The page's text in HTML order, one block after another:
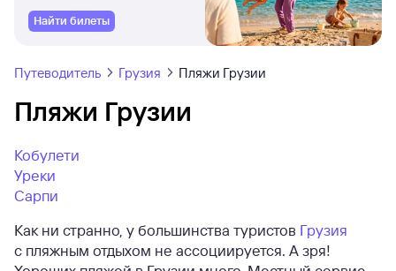
Найти билеты
Путеводитель Грузия Пляжи Грузии
Пляжи Грузии
Кобулети
Уреки
Сарпи
Как ни странно, у большинства туристов Грузия
с пляжным отдыхом не ассоциируется. А зря!